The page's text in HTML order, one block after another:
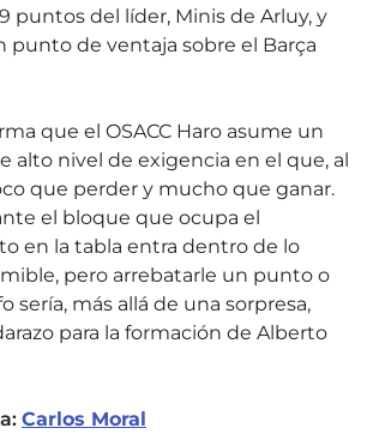
puntos del líder, Minis de Arluy, y
punto de ventaja sobre el Barça
que el OSACC Haro asume un
alto nivel de exigencia en el que, al
que perder y mucho que ganar.
el bloque que ocupa el
en la tabla entra dentro de lo
pero arrebatarle un punto o
sería, más allá de una sorpresa,
para la formación de Alberto
Carlos Moral